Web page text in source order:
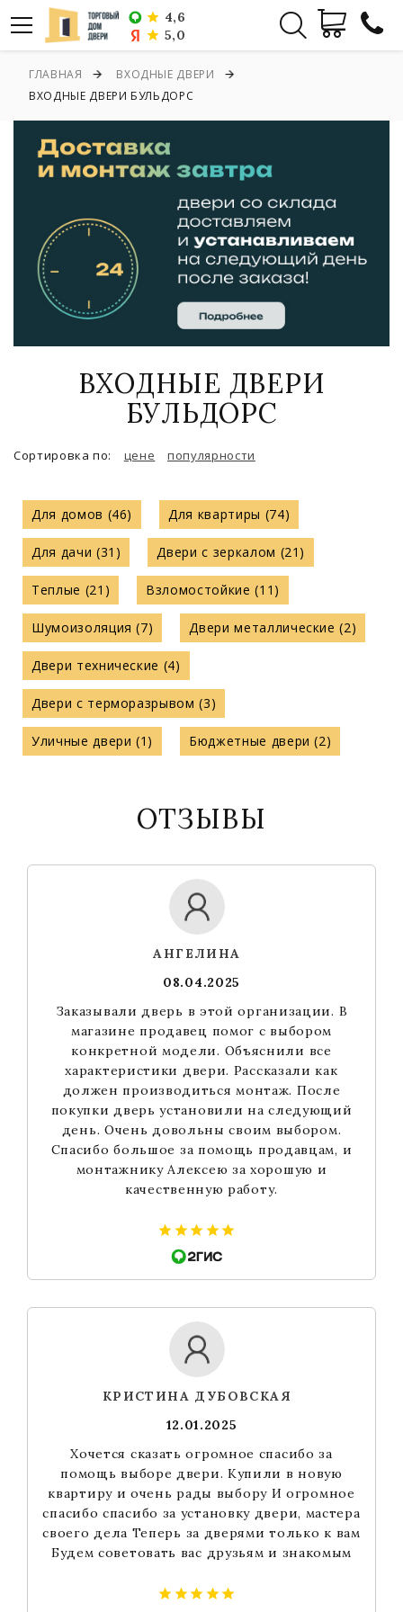
4,6
5,0
ГЛАВНАЯ
ВХОДНЫЕ ДВЕРИ
ВХОДНЫЕ ДВЕРИ БУЛЬДОРС
ВХОДНЫЕ ДВЕРИ
БУЛЬДОРС
Сортировка по: цене популярности
Для домов (46) Для квартиры (74)
Для дачи (31) Двери с зеркалом (21)
Теплые (21) Взломостойкие (11)
Шумоизоляция (7) Двери металлические (2)
Двери технические (4)
Двери с терморазрывом (3)
Уличные двери (1) Бюджетные двери (2)
ОТЗЫВЫ
АНГЕЛИНА
08.04.2025
Заказывали дверь в этой организации. В
магазине продавец помог с выбором
конкретной модели. Объяснили все
характеристики двери. Рассказали как
должен производиться монтаж. После
покупки дверь установили на следующий
день. Очень довольны своим выбором.
Спасибо большое за помощь продавцам, и
монтажнику Алексею за хорошую и
качественную работу.
КРИСТИНА ДУБОВСКАЯ
12.01.2025
Хочется сказать огромное спасибо за
помощь выборе двери. Купили в новую
квартиру и очень рады выбору И огромное
спасибо спасибо за установку двери, мастера
своего дела Теперь за дверями только к вам
Будем советовать вас друзьям и знакомым